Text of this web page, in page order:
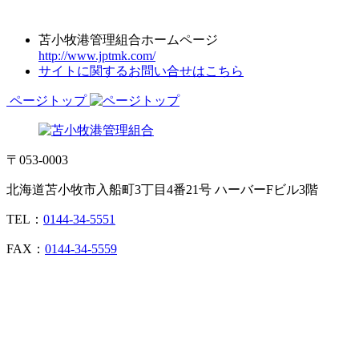
苫小牧港管理組合ホームページ
http://www.jptmk.com/
サイトに関するお問い合せはこちら
ページトップ
〒053-0003
北海道苫小牧市入船町3丁目4番21号 ハーバーFビル3階
TEL： 0144-34-5551
FAX： 0144-34-5559